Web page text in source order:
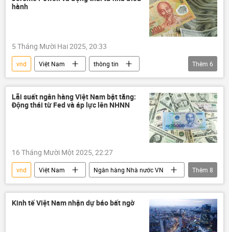
GDP
ngân hàng
hành
5 Tháng Mười Hai 2025, 20:33
vnd Việt Nam
thông tin
Kinh tế
Ngân hàng Nhà nước
chính sách tiền tệ
Chính sách
tiền tệ
usd tài chính
Thêm 6
Lãi suất ngân hàng Việt Nam bật tăng:
Động thái từ Fed và áp lực lên NHNN
16 Tháng Mười Một 2025, 22:27
vnd Việt Nam
Ngân hàng Nhà nước VN
usd
Thế giới
Kinh tế
tài chính
ngân hàng
tín dụng
Thêm 8
Kinh tế Việt Nam nhận dự báo bất ngờ